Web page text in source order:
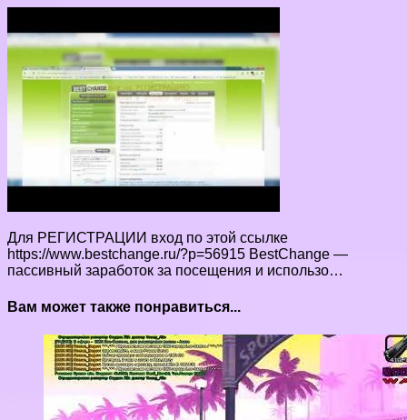
Для РЕГИСТРАЦИИ вход по этой ссылке
https://www.bestchange.ru/?p=56915 BestChange —
пассивный заработок за посещения и использо…
Вам может также понравиться...